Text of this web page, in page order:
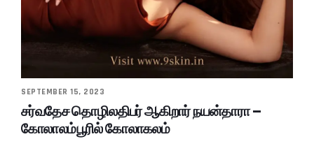
SEPTEMBER 15, 2023
சர்வதேச தொழிலதிபர் ஆகிறார் நயன்தாரா –
கோலாலம்பூரில் கோலாகலம்